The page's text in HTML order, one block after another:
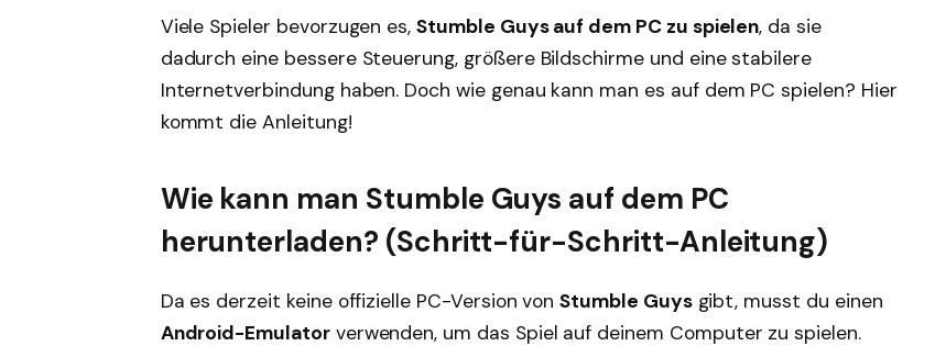
Viele Spieler bevorzugen es,Stumble Guys auf dem PC zu spielen, da sie
dadurch eine bessere Steuerung, größere Bildschirme und eine stabilere
Internetverbindung haben. Doch wie genau kann man es auf dem PC spielen? Hier
kommt die Anleitung!
Wie kann man Stumble Guys auf dem PC
herunterladen? (Schritt-für-Schritt-Anleitung)
Da es derzeit keine offizielle PC-Version vonStumble Guysgibt, musst du einen
Android-Emulatorverwenden, um das Spiel auf deinem Computer zu spielen.